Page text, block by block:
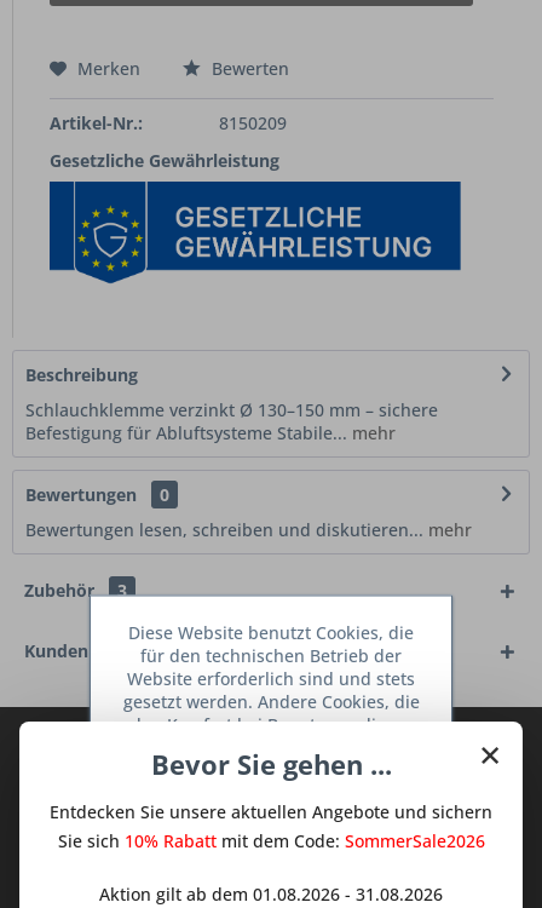
Merken Bewerten
Artikel-Nr.:
8150209
Gesetzliche Gewährleistung
Beschreibung
Schlauchklemme verzinkt Ø 130–150 mm – sichere
Befestigung für Abluftsysteme Stabile... mehr
Bewertungen
0
Bewertungen lesen, schreiben und diskutieren... mehr
Zubehör 3
Kunden haben sich ebenfalls angesehen
TraumKüche Newsletter und verpassen
Sie keine Neuigkeit oder Aktion mehr aus
dem Traum Küchen - Shop.
×
Bevor Sie gehen ...
Entdecken Sie unsere aktuellen Angebote und sichern
Sie sich 10% Rabattmit dem Code: SommerSale2026
Aktion gilt ab dem 01.08.2026 - 31.08.2026
Diese Website benutzt Cookies, die
für den technischen Betrieb der
Website erforderlich sind und stets
gesetzt werden. Andere Cookies, die
den Komfort bei Benutzung dieser
dienen oder die Interaktion mit
Netzwerken vereinfachen sollen,
werden nur mit Ihrer Zustimmung